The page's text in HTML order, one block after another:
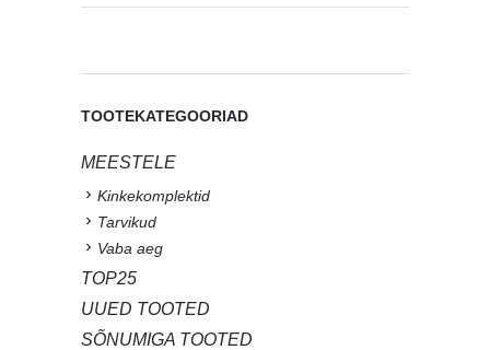
TOOTEKATEGOORIAD
MEESTELE
Kinkekomplektid
Tarvikud
Vaba aeg
TOP25
UUED TOOTED
SÕNUMIGA TOOTED